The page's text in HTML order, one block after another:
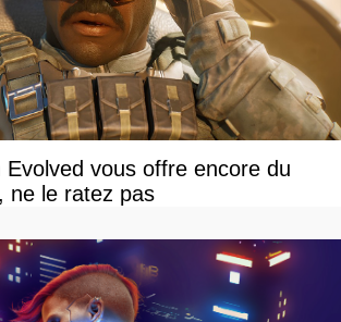
Evolved vous offre encore du
ne le ratez pas